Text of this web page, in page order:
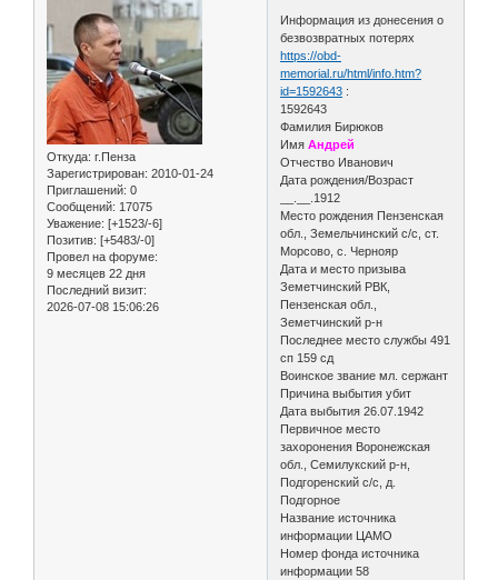
Откуда: г.Пенза
Зарегистрирован: 2010-01-24
Приглашений: 0
Сообщений: 17075
Уважение: [+1523/-6]
Позитив: [+5483/-0]
Провел на форуме:
9 месяцев 22 дня
Последний визит:
2026-07-08 15:06:26
Информация из донесения о
безвозвратных потерях
https://obd-
memorial.ru/html/info.htm?
id=1592643 :
1592643
Фамилия Бирюков
ИмяАндрей
Отчество Иванович
Дата рождения/Возраст
__.__.1912
Место рождения Пензенская
обл., Земельчинский с/с, ст.
Морсово, с. Чернояр
Дата и место призыва
Земетчинский РВК,
Пензенская обл.,
Земетчинский р-н
Последнее место службы 491
сп 159 сд
Воинское звание мл. сержант
Причина выбытия убит
Дата выбытия 26.07.1942
Первичное место
захоронения Воронежская
обл., Семилукский р-н,
Подгоренский с/с, д.
Подгорное
Название источника
информации ЦАМО
Номер фонда источника
информации 58